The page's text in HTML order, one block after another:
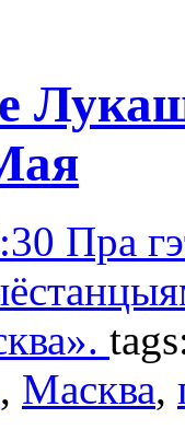
Пра
, Масква,